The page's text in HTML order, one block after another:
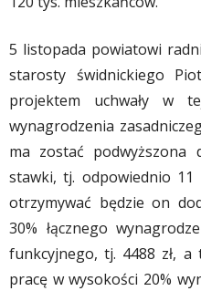
5 listopada powiatowi
starosty świdnickiego
projektem uchwały w
wynagrodzenia
ma zostać podwyższona
stawki, tj. odpowiednio 11
otrzymywać będzie on
30% łącznego
funkcyjnego, tj. 4488 zł,
pracę w wysokości 20%